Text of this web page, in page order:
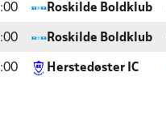
Roskilde Boldklub
Roskilde Boldklub
Herstedøster IC